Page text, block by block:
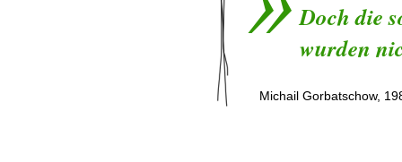
Doch die
wurden
Michail Gorbatschow,